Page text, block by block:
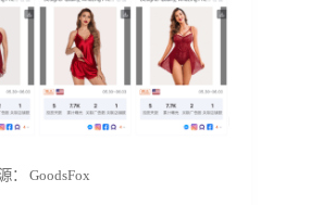
： GoodsFox